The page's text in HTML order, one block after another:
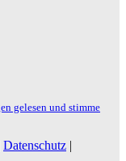
gelesen und stimme
Datenschutz |